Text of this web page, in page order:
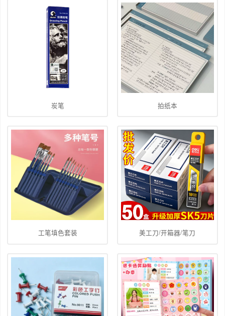
炭笔 拍纸本
工笔填色套装 美工刀/开箱器/笔刀